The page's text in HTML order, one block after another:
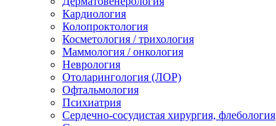
Кардиология
Колопроктология
Косметология / трихология
Маммология / онкология
Неврология
Отоларингология (ЛОР)
Офтальмология
Психиатрия
Сердечно-сосудистая хирургия, флебология